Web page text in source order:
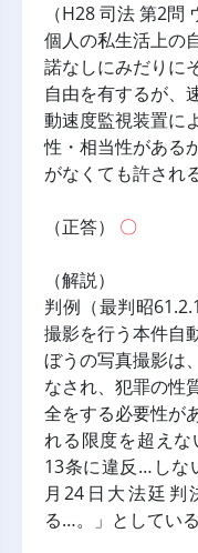
（H28 司法 第2問
個人の私生活上の
諾なしにみだりに
自由を有するが、
動速度監視装置に
性・相当性がある
がなくても許される
（正答） 〇
（解説）
判例（最判昭
撮影を行う本件自
ぼうの写真撮影は
なされ、犯罪の性
全をする必要性が
れる限度を超え
13条に違反…しな
月24日大法廷判
る…。」としている